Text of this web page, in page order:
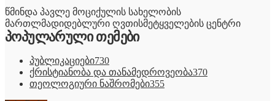
წმინდა პავლე მოციქულის სახელობის
მართლმადიდებლური ღვთისმეტყველების ცენტრი
პოპულარული თემები
პუბლიკაციები730
ქრისტიანობა და თანამედროვეობა370
თეოლოგიური ნაშრომები355